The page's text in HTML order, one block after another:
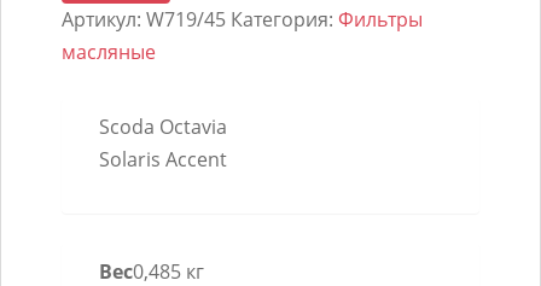
товара
Фильтр
W719/45
Артикул: W719/45 Категория: Фильтры
масляные
Scoda Octavia
Solaris Accent
Вес0,485 кг